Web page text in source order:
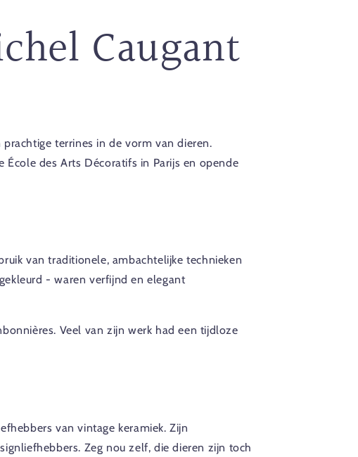
Caugant
terrines in de vorm van dieren.
des Arts Décoratifs in Parijs en opende
van traditionele, ambachtelijke technieken
- waren verfijnd en elegant
Veel van zijn werk had een tijdloze
van vintage keramiek. Zijn
Zeg nou zelf, die dieren zijn toch